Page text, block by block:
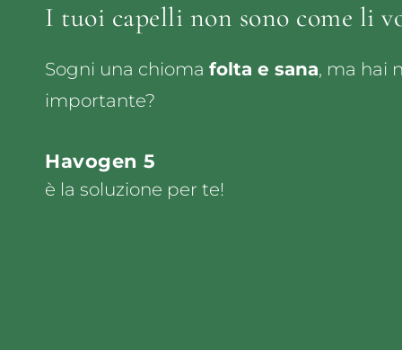
I tuoi capelli non sono come li
Sogni una chioma folta e sana, ma hai
importante?
Havogen 5
è la soluzione per te!